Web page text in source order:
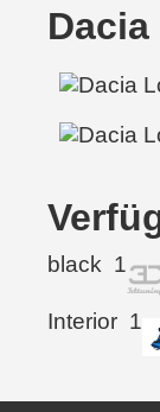
black 1
Interior 1